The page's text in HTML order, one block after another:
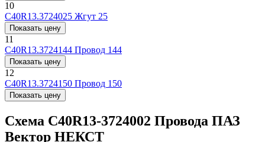
10
C40R13.3724025 Жгут 25
Показать цену
11
C40R13.3724144 Провод 144
Показать цену
12
C40R13.3724150 Провод 150
Показать цену
Схема C40R13-3724002 Провода ПАЗ
Вектор НЕКСТ